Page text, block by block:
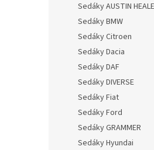
Sedáky AUSTIN
Sedáky BMW
Sedáky Citroen
Sedáky Dacia
Sedáky DAF
Sedáky DIVERSE
Sedáky Fiat
Sedáky Ford
Sedáky GRAMMER
Sedáky Hyundai